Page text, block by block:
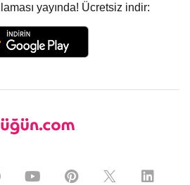
yayında! Ücretsiz indir: